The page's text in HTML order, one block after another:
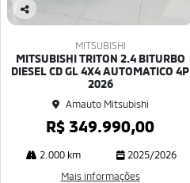
Co
ilh
MITSUBISHI
MITSUBISHI TRITON 2.4 BITURBO
DIESEL CD GL 4X4 AUTOMATICO 4P
2026
Amauto Mitsubishi
R$ 349.990,00
2.000 km
2025/2026
Mais informações